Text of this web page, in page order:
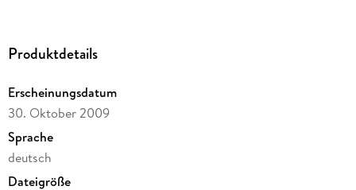
Produktdetails
Erscheinungsdatum
30. Oktober 2009
Sprache
deutsch
Dateigröße